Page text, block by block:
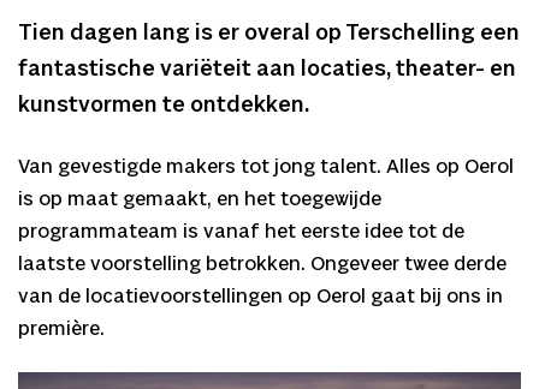
Tien dagen lang is er overal op Terschelling een
fantastische variëteit aan locaties, theater- en
kunstvormen te ontdekken.
Van gevestigde makers tot jong talent. Alles op Oerol
is op maat gemaakt, en het toegewijde
programmateam is vanaf het eerste idee tot de
laatste voorstelling betrokken. Ongeveer twee derde
van de locatievoorstellingen op Oerol gaat bij ons in
première.